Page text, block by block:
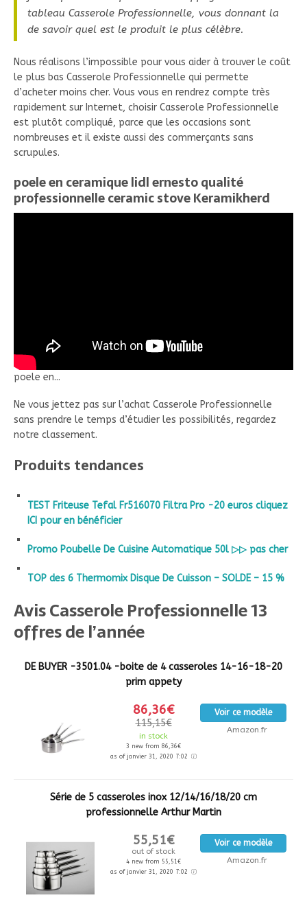
tableau Casserole Professionnelle, vous donnant la
de savoir quel est le produit le plus célèbre.
Nous réalisons l’impossible pour vous aider à trouver le coût
le plus bas Casserole Professionnelle qui permette
d’acheter moins cher. Vous vous en rendrez compte très
rapidement sur Internet, choisir Casserole Professionnelle
est plutôt compliqué, parce que les occasions sont
nombreuses et il existe aussi des commerçants sans
scrupules.
poele en ceramique lidl ernesto qualité
professionnelle ceramic stove Keramikherd
poele en...
Ne vous jettez pas sur l’achat Casserole Professionnelle
sans prendre le temps d’étudier les possibilités, regardez
notre classement.
Produits tendances
TEST Friteuse Tefal Fr516070 Filtra Pro -20 euros cliquez
ICI pour en bénéficier
Promo Poubelle De Cuisine Automatique 50l ▷▷ pas cher
TOP des 6 Thermomix Disque De Cuisson – SOLDE – 15 %
Avis Casserole Professionnelle 13
offres de l’année
DE BUYER -3501.04 -boite de 4 casseroles 14-16-18-20
prim appety
86,36€
115,15€
in stock
3 new from 86,36€
as of janvier 31, 2020 7:02
Voir ce modèle
Amazon.fr
Série de 5 casseroles inox 12/14/16/18/20 cm
professionnelle Arthur Martin
55,51€
out of stock
4 new from 55,51€
as of janvier 31, 2020 7:02
Voir ce modèle
Amazon.fr